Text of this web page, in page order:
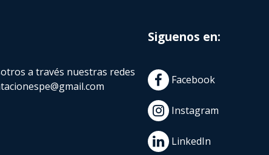
a través nuestras redes
Siguenos en:
Facebook
Instagram
LinkedIn